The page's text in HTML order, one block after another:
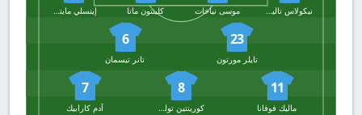
نيكولاس تاليافكو موسى نياخات كلينتون ماتا إينسلي مايتلاند نيلز
23
تايلر مورتون
6
تانر تيسمان
11
ماليك فوفانا
8
كورينتين توليسو
7
آدم كارابيك